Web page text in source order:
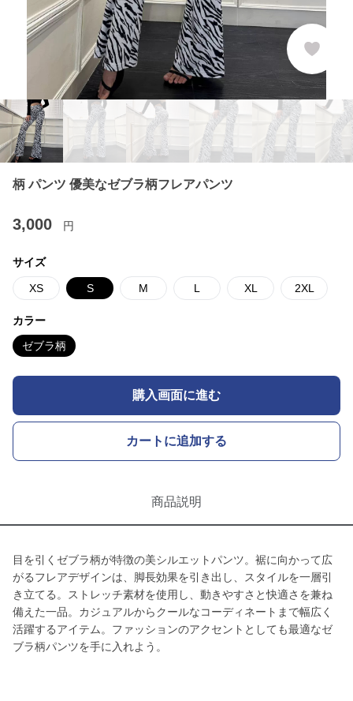
柄 パンツ 優美なゼブラ柄フレアパンツ
3,000 円
サイズ
XS S M L XL 2XL
カラー
ゼブラ柄
購入画面に進む
カートに追加する
商品説明
目を引くゼブラ柄が特徴の美シルエットパンツ。裾に向かって広
がるフレアデザインは、脚長効果を引き出し、スタイルを一層引
き立てる。ストレッチ素材を使用し、動きやすさと快適さを兼ね
備えた一品。カジュアルからクールなコーディネートまで幅広く
活躍するアイテム。ファッションのアクセントとしても最適なゼ
ブラ柄パンツを手に入れよう。